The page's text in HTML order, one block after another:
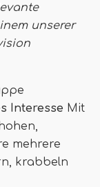
unserer
Interesse Mit
mehrere
krabbeln